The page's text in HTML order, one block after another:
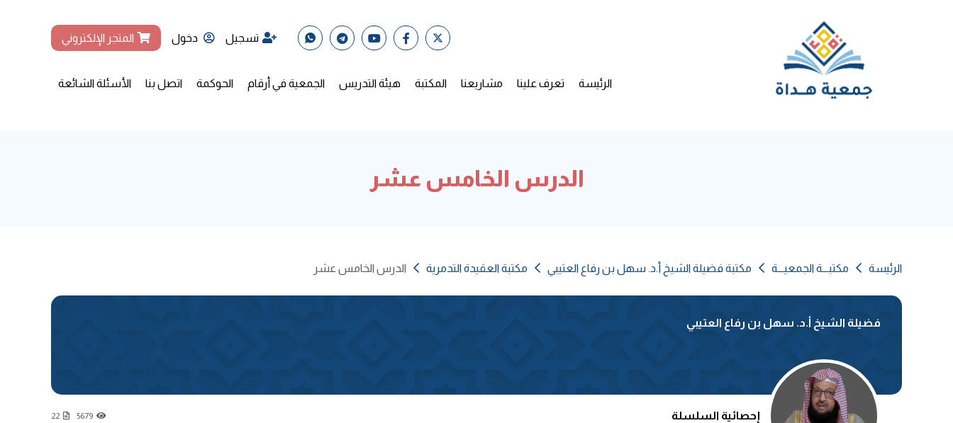
تسجيل دخول المتجر الإلكتروني
الرئيسة تعرف علينا مشاريعنا المكتبة هيئة التدريس الجمعية في أرقام الحوكمة اتصل بنا الأسئلة الشائعة
الدرس الخامس عشر
الرئيسة مكتبـــة الجمعيـــة مكتبة فضيلة الشيخ أ.د. سهل بن رفاع العتيبي مكتبة العقيدة التدمرية الدرس الخامس عشر
فضيلة الشيخ أ.د. سهل بن رفاع العتيبي
إحصائية السلسلة 5679
22